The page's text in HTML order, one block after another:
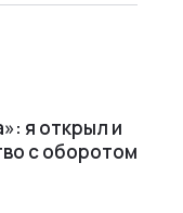
я открыл и
с оборотом